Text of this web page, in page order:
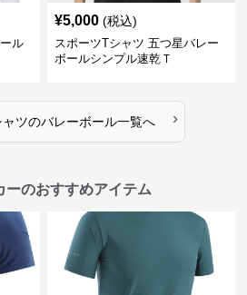
ル
¥5,000 (税込)
スポーツTシャツ 五つ星バレー
ボールシンプル速乾Ｔ
ャツのバレーボール一覧へ ›
ーのおすすめアイテム